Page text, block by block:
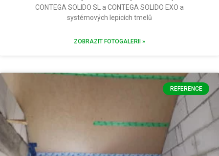
CONTEGA SOLIDO SL a CONTEGA SOLIDO EXO a
systémových lepicích tmelů
ZOBRAZIT FOTOGALERII »
REFERENCE